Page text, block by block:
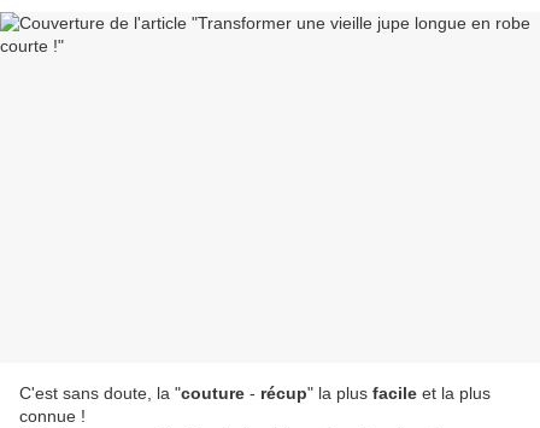
C'est sans doute, la "couture - récup" la plus facile et la plus
connue !